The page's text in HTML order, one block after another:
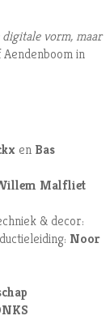
vorm, maar
Aendenboom in
en Bas
Malfliet
& decor:
Noor